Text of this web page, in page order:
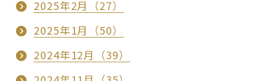
2025年2月（27）
2025年1月（50）
2024年12月（39）